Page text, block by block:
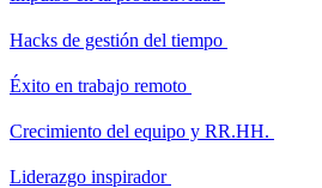
Hacks de gestión del tiempo
Éxito en trabajo remoto
Crecimiento del equipo y RR.HH.
Liderazgo inspirador